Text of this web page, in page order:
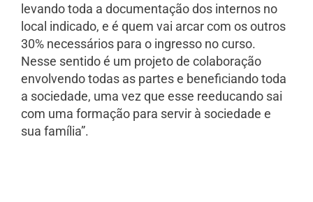
levando toda a documentação dos internos no
local indicado, e é quem vai arcar com os outros
30% necessários para o ingresso no curso.
Nesse sentido é um projeto de colaboração
envolvendo todas as partes e beneficiando toda
a sociedade, uma vez que esse reeducando sai
com uma formação para servir à sociedade e
sua família”.